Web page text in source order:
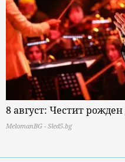
8 август: Честит
MelomanBG - Sled5.bg